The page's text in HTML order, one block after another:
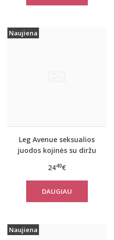
Naujiena
Leg Avenue seksualios
juodos kojinės su diržu
2449€
DAUGIAU
Naujiena